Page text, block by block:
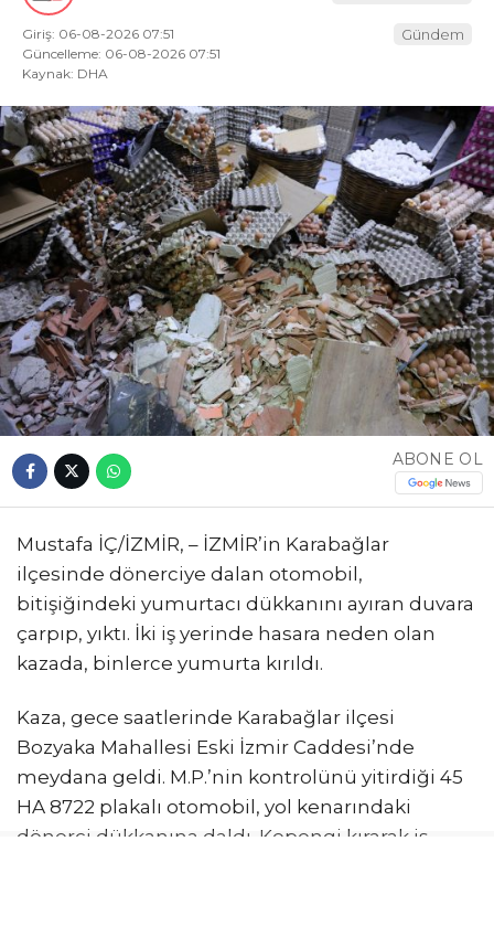
Giriş: 06-08-2026 07:51
Güncelleme: 06-08-2026 07:51
Kaynak: DHA
Gündem
ABONE OL
Mustafa İÇ/İZMİR, – İZMİR’in Karabağlar
ilçesinde dönerciye dalan otomobil,
bitişiğindeki yumurtacı dükkanını ayıran duvara
çarpıp, yıktı. İki iş yerinde hasara neden olan
kazada, binlerce yumurta kırıldı.
Kaza, gece saatlerinde Karabağlar ilçesi
Bozyaka Mahallesi Eski İzmir Caddesi’nde
meydana geldi. M.P.’nin kontrolünü yitirdiği 45
HA 8722 plakalı otomobil, yol kenarındaki
dönerci dükkanına daldı. Kepengi kırarak iş